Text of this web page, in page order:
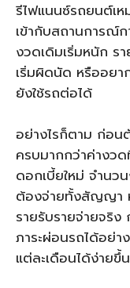
รีไฟแนนซ์รถยนต์เ
เข้ากับสถานการณ์
งวดเดิมเริ่มหนัก ร
เริ่มผิดนัด หรืออยา
ยังใช้รถต่อได้
อย่างไรก็ตาม ก่อน
ครบมากกว่าค่างว
ดอกเบี้ยใหม่ จำนว
ต้องจ่ายทั้งสัญญา
รายรับรายจ่ายจริ
ภาระผ่อนรถได้อย่า
แต่ละเดือนได้ง่ายขึ้น